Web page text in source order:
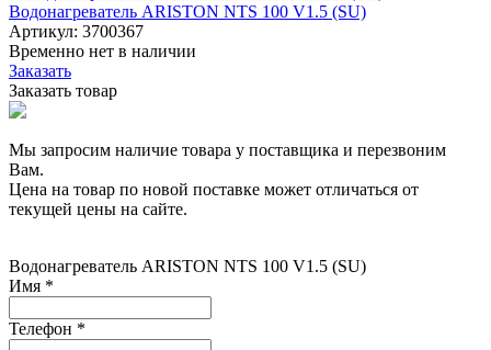
Водонагреватель ARISTON NTS 100 V1.5 (SU)
Артикул: 3700367
Временно нет в наличии
Заказать
Заказать товар
Мы запросим наличие товара у поставщика и перезвоним
Вам.
Цена на товар по новой поставке может отличаться от
текущей цены на сайте.
Водонагреватель ARISTON NTS 100 V1.5 (SU)
Имя *
Телефон *